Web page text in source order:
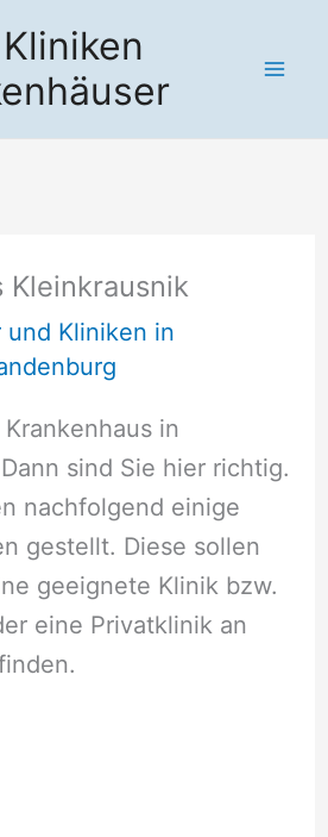
Kleinkrausnik
und Kliniken in
in
sind Sie hier richtig.
nachfolgend einige
gestellt. Diese sollen
geeignete Klinik bzw.
eine Privatklinik an